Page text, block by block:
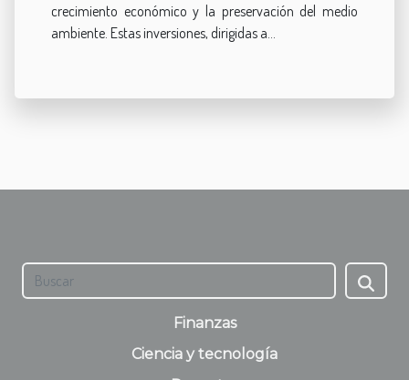
crecimiento económico y la preservación del medio
ambiente. Estas inversiones, dirigidas a...
Finanzas
Ciencia y tecnología